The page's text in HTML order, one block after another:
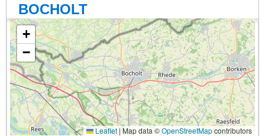
BOCHOLT
+
−
Leaflet | Map data ©OpenStreetMapcontributors